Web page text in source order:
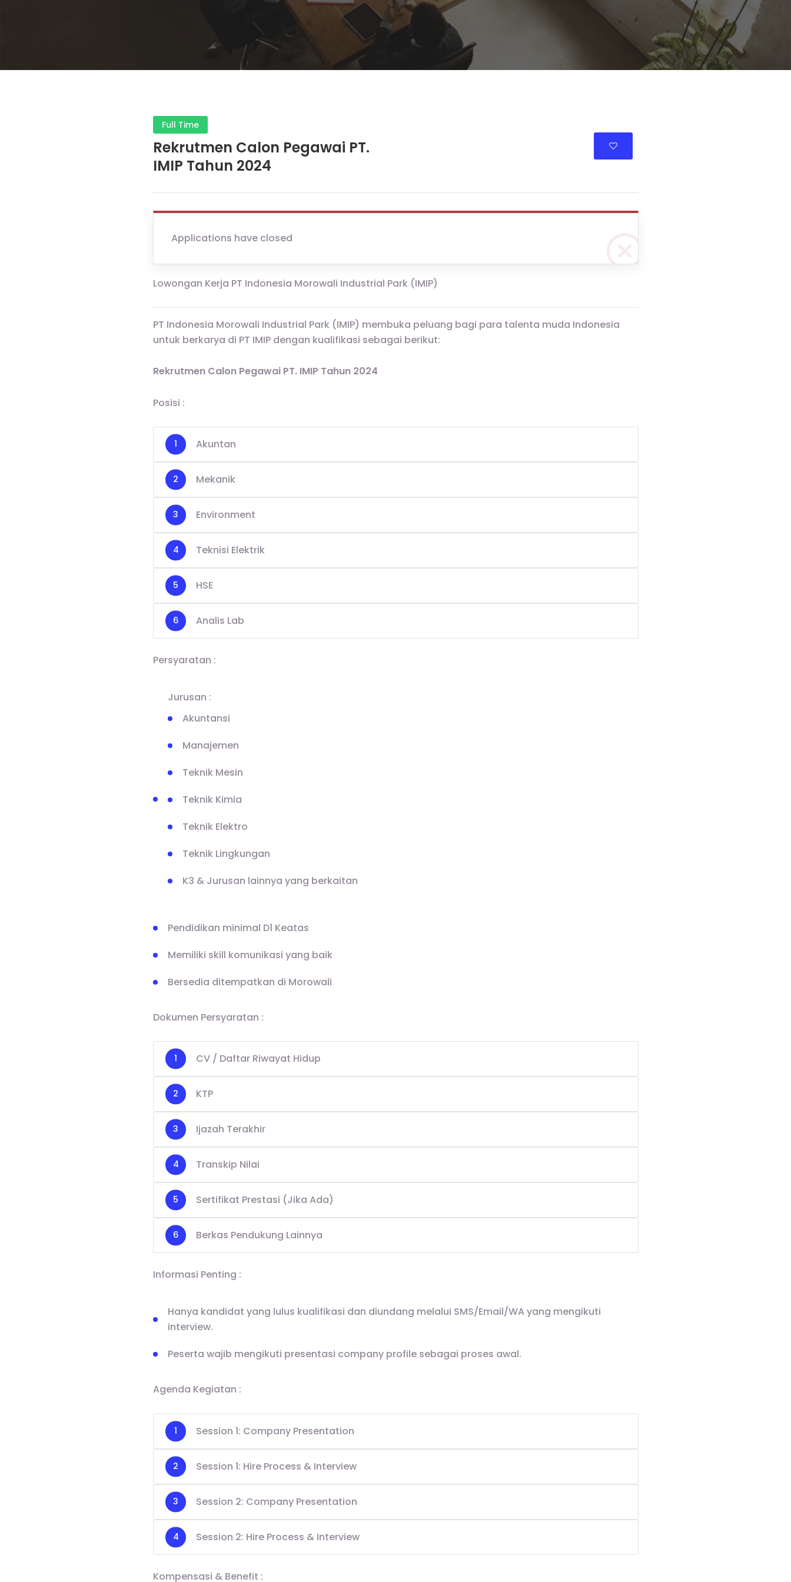
Full Time
Rekrutmen Calon Pegawai PT.
IMIP Tahun 2024
Applications have closed
Lowongan Kerja PT Indonesia Morowali Industrial Park (IMIP)
PT Indonesia Morowali Industrial Park (IMIP) membuka peluang bagi para talenta muda Indonesia
untuk berkarya di PT IMIP dengan kualifikasi sebagai berikut:
Rekrutmen Calon Pegawai PT. IMIP Tahun 2024
Posisi :
Akuntan
Mekanik
Environment
Teknisi Elektrik
HSE
Analis Lab
Persyaratan :
Jurusan :
Akuntansi
Manajemen
Teknik Mesin
Teknik Kimia
Teknik Elektro
Teknik Lingkungan
K3 & Jurusan lainnya yang berkaitan
Pendidikan minimal D1 Keatas
Memiliki skill komunikasi yang baik
Bersedia ditempatkan di Morowali
Dokumen Persyaratan :
CV / Daftar Riwayat Hidup
KTP
Ijazah Terakhir
Transkip Nilai
Sertifikat Prestasi (Jika Ada)
Berkas Pendukung Lainnya
Informasi Penting :
Hanya kandidat yang lulus kualifikasi dan diundang melalui SMS/Email/WA yang mengikuti
interview.
Peserta wajib mengikuti presentasi company profile sebagai proses awal.
Agenda Kegiatan :
Session 1: Company Presentation
Session 1: Hire Process & Interview
Session 2: Company Presentation
Session 2: Hire Process & Interview
Kompensasi & Benefit :